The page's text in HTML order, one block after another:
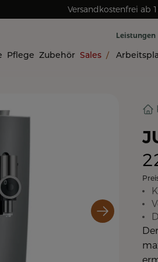
Versandkostenfrei ab
Rechnungskauf für
Pflege Zubehör Sales /
Leistungen